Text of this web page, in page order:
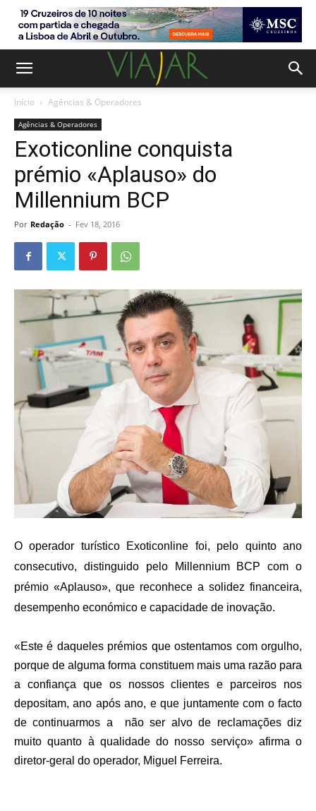
Início Agências & Operadores
Agências & Operadores
Exoticonline conquista
prémio «Aplauso» do
Millennium BCP
Por Redação - Fev 18, 2016
O operador turístico Exoticonline foi, pelo quinto ano
consecutivo, distinguido pelo Millennium BCP com o
prémio «Aplauso», que reconhece a solidez financeira,
desempenho económico e capacidade de inovação.
«Este é daqueles prémios que ostentamos com orgulho,
porque de alguma forma constituem mais uma razão para
a confiança que os nossos clientes e parceiros nos
depositam, ano após ano, e que juntamente com o facto
de continuarmos a não ser alvo de reclamações diz
muito quanto à qualidade do nosso serviço» afirma o
diretor-geral do operador, Miguel Ferreira.